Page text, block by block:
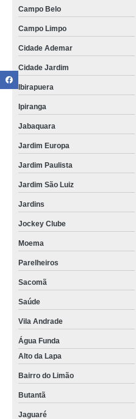
Campo Belo
Campo Limpo
Cidade Ademar
Cidade Jardim
Ibirapuera
Ipiranga
Jabaquara
Jardim Europa
Jardim Paulista
Jardim São Luiz
Jardins
Jockey Clube
Moema
Parelheiros
Sacomã
Saúde
Vila Andrade
Água Funda
Alto da Lapa
Bairro do Limão
Butantã
Jaguaré